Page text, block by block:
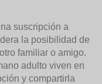
suscripción a
la posibilidad de
familiar o amigo.
adulto viven en
y compartirla